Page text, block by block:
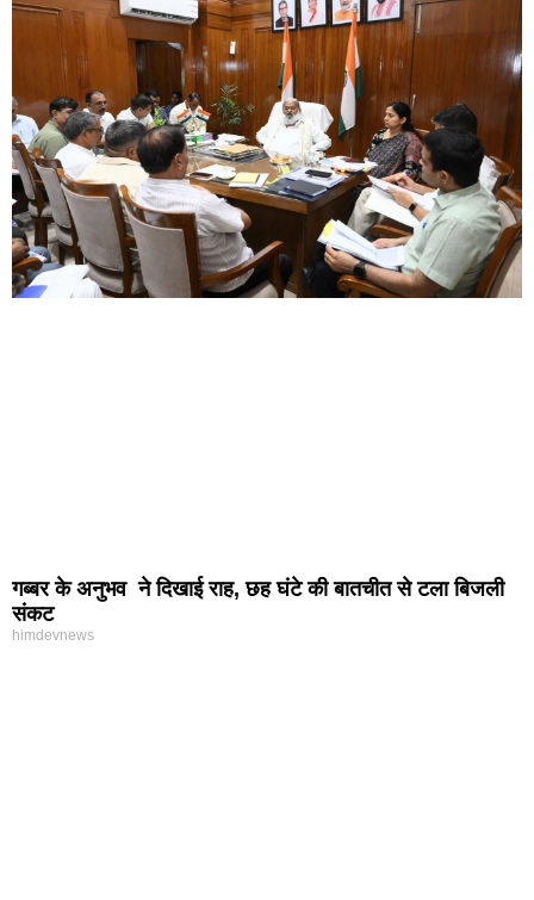
गब्बर के अनुभव ने दिखाई राह, छह घंटे की बातचीत से टला बिजली
संकट
himdevnews